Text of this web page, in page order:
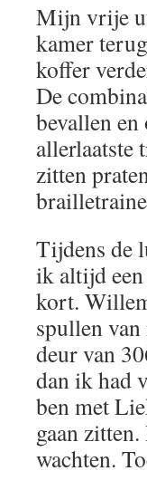
Mijn vrije
kamer
koffer
De
bevallen
allerlaatste
zitten
Tijdens de
ik altijd
kort.
spullen
deur van
dan ik had
ben met
gaan
wachten.